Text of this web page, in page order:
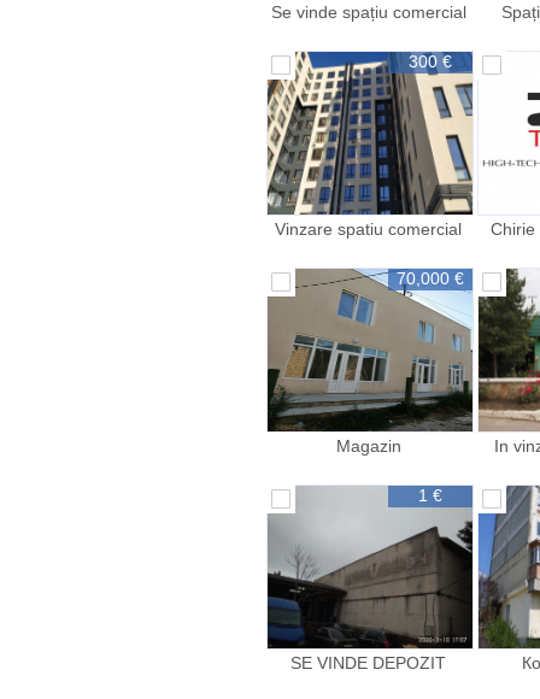
Se vinde spațiu comercial
300 €
Vinzare spatiu comercial
Chirie
70,000 €
Magazin In
1 €
SE VINDE DEPOZIT